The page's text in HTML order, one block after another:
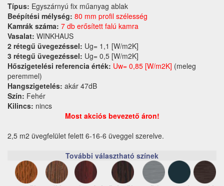
Típus: Egyszárnyú fix műanyag ablak
Beépítési mélység: 80 mm profil szélesség
Kamrák száma: 7 db erősített falú kamra
Vasalat: WINKHAUS
2 rétegű üvegezéssel: Ug= 1,1 [W/m2K]
3 rétegű üvegezéssel: Ug= 0,5 [W/m2K]
Hőszigetelési referencia érték: Uw= 0,85 [W/m2K] (meleg
peremmel)
Hangszigetelés: akár 47dB
Szín: Fehér
Kilincs: nincs
Most akciós bevezető áron!
2,5 m2 üvegfelület felett 6-16-6 üveggel szerelve.
További választható színek